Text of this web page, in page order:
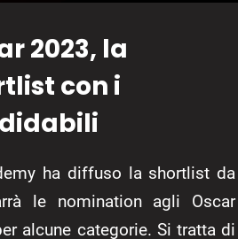
2023, la
con i
ha diffuso la shortlist da
le nomination agli Oscar
alcune categorie. Si tratta di